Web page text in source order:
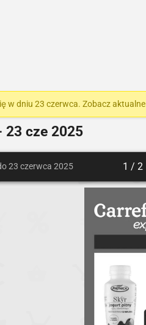
w dniu 23 czerwca. Zobacz
23 cze 2025
23 czerwca 2025 1 / 2